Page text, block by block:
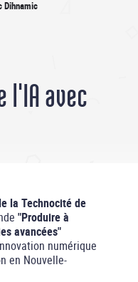
Dihnamic
l'IA avec
la Technocité de
"Produire à
avancées"
numérique
en Nouvelle-